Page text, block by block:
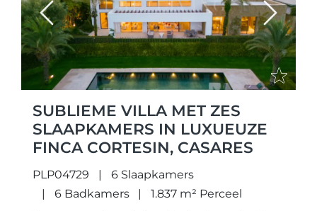
Previous Next
SUBLIEME VILLA MET ZES
SLAAPKAMERS IN LUXUEUZE
FINCA CORTESIN, CASARES
PLP04729
6 Slaapkamers
6 Badkamers
1.837 m² Perceel